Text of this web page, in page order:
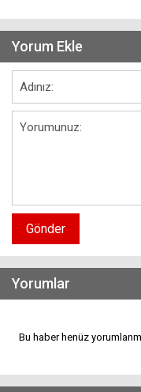
Yorum Ekle
Gönder
Yorumlar
Bu haber henüz